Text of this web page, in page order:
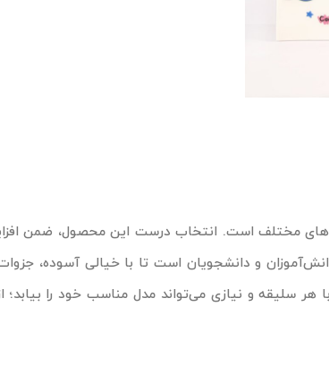
مختلف است. انتخاب درست این محصول، ضمن
و دانشجویان است تا با خیالی آسوده،
سلیقه و نیازی می‌تواند مدل مناسب خود را